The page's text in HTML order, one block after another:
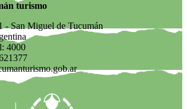
turismo
- San Miguel de Tucumán
4000